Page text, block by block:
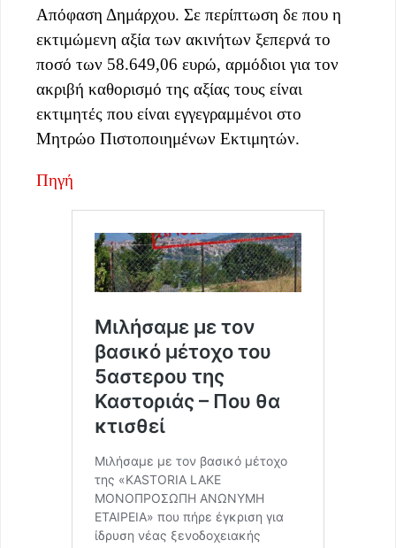
Απόφαση Δημάρχου. Σε περίπτωση δε που η
εκτιμώμενη αξία των ακινήτων ξεπερνά το
ποσό των 58.649,06 ευρώ, αρμόδιοι για τον
ακριβή καθορισμό της αξίας τους είναι
εκτιμητές που είναι εγγεγραμμένοι στο
Μητρώο Πιστοποιημένων Εκτιμητών.
Πηγή